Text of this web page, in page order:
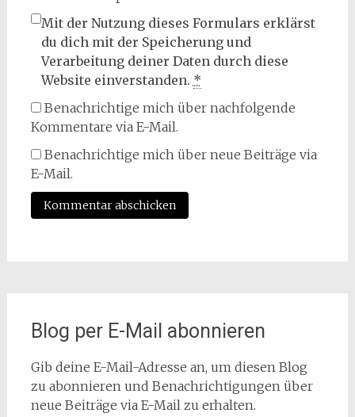
Mit der Nutzung dieses Formulars erklärst
du dich mit der Speicherung und
Verarbeitung deiner Daten durch diese
Website einverstanden. *
Benachrichtige mich über nachfolgende
Kommentare via E-Mail.
Benachrichtige mich über neue Beiträge via
E-Mail.
Blog per E-Mail abonnieren
Gib deine E-Mail-Adresse an, um diesen Blog
zu abonnieren und Benachrichtigungen über
neue Beiträge via E-Mail zu erhalten.